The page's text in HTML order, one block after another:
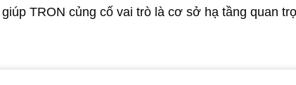
TRON củng cố vai trò là cơ sở hạ tầng quan